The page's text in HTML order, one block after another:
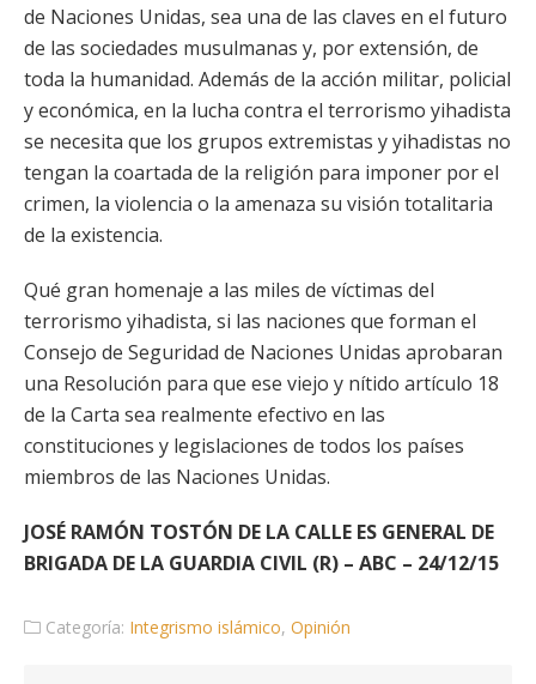
de Naciones Unidas, sea una de las claves en el futuro
de las sociedades musulmanas y, por extensión, de
toda la humanidad. Además de la acción militar, policial
y económica, en la lucha contra el terrorismo yihadista
se necesita que los grupos extremistas y yihadistas no
tengan la coartada de la religión para imponer por el
crimen, la violencia o la amenaza su visión totalitaria
de la existencia.
Qué gran homenaje a las miles de víctimas del
terrorismo yihadista, si las naciones que forman el
Consejo de Seguridad de Naciones Unidas aprobaran
una Resolución para que ese viejo y nítido artículo 18
de la Carta sea realmente efectivo en las
constituciones y legislaciones de todos los países
miembros de las Naciones Unidas.
JOSÉ RAMÓN TOSTÓN DE LA CALLE ES GENERAL DE
BRIGADA DE LA GUARDIA CIVIL (R) – ABC – 24/12/15
Categoría: Integrismo islámico, Opinión